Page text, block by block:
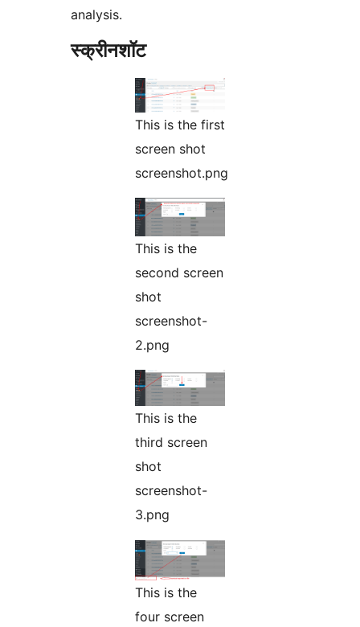
analysis.
स्क्रीनशॉट
This is the first
screen shot
screenshot.png
This is the
second screen
shot
screenshot-
2.png
This is the
third screen
shot
screenshot-
3.png
This is the
four screen